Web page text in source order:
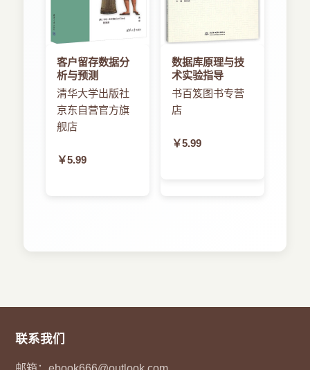
客户留存数据分
析与预测
清华大学出版社
京东自营官方旗
舰店
￥5.99
数据库原理与技
术实验指导
书百笈图书专营
店
￥5.99
联系我们